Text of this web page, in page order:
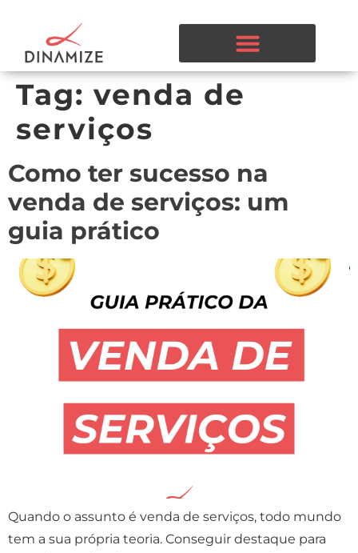
Tag: venda de
serviços
Como ter sucesso na
venda de serviços: um
guia prático
Quando o assunto é venda de serviços, todo mundo
tem a sua própria teoria. Conseguir destaque para